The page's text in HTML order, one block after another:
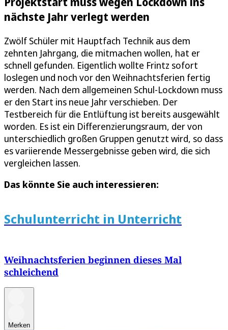
nächste Jahr verlegt werden
Zwölf Schüler mit Hauptfach Technik aus dem
zehnten Jahrgang, die mitmachen wollen, hat er
schnell gefunden. Eigentlich wollte Frintz sofort
loslegen und noch vor den Weihnachtsferien fertig
werden. Nach dem allgemeinen Schul-Lockdown muss
er den Start ins neue Jahr verschieben. Der
Testbereich für die Entlüftung ist bereits ausgewählt
worden. Es ist ein Differenzierungsraum, der von
unterschiedlich großen Gruppen genutzt wird, so dass
es variierende Messergebnisse geben wird, die sich
vergleichen lassen.
Das könnte Sie auch interessieren:
Schulunterricht in Unterricht
Weihnachtsferien beginnen dieses Mal
schleichend
Merken